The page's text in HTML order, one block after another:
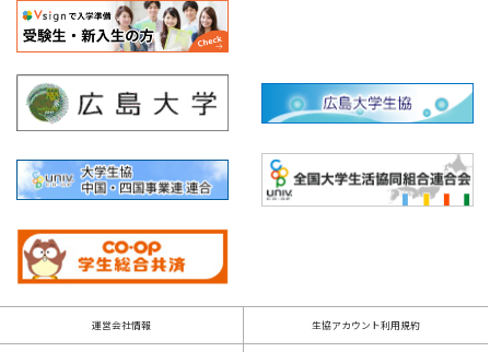
運営会社情報 生協アカウント利用規約